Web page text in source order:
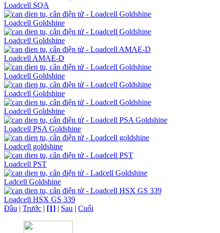
Loadcell SQA
Loadcell Goldshine
Loadcell Goldshine
Loadcell AMAE-D
Loadcell Goldshine
Loadcell Goldshine
Loadcell Goldshine
Loadcell PSA Goldshine
Loadcell goldshine
Loadcell PST
Ladcell Goldshine
Loadcell HSX GS 339
Đầu | Trước | [1] | Sau | Cuối